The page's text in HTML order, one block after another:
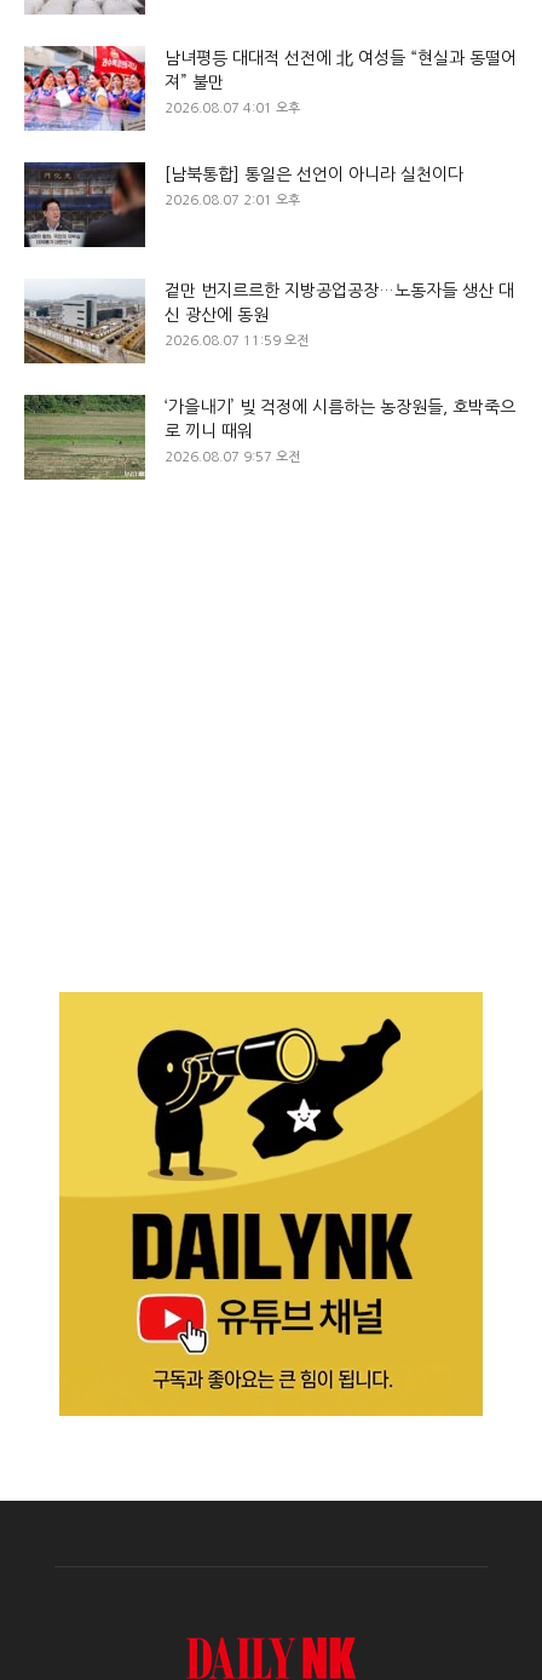
남녀평등 대대적 선전에 北 여성들 “현실과 동떨어
져” 불만
2026.08.07 4:01 오후
[남북통합] 통일은 선언이 아니라 실천이다
2026.08.07 2:01 오후
겉만 번지르르한 지방공업공장…노동자들 생산 대
신 광산에 동원
2026.08.07 11:59 오전
‘가을내기’ 빚 걱정에 시름하는 농장원들, 호박죽으
로 끼니 때워
2026.08.07 9:57 오전